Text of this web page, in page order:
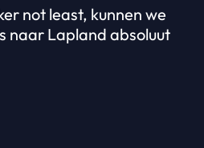
not least, kunnen we
naar Lapland absoluut